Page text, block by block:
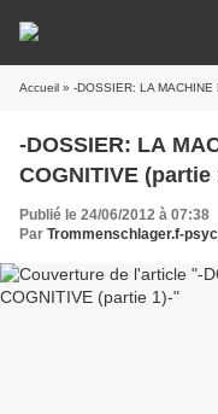
Accueil » -DOSSIER: LA
-DOSSIER: LA
COGNITIVE (partie
Publié le 24/06/2012 à 07:38
Par Trommenschlager.f-